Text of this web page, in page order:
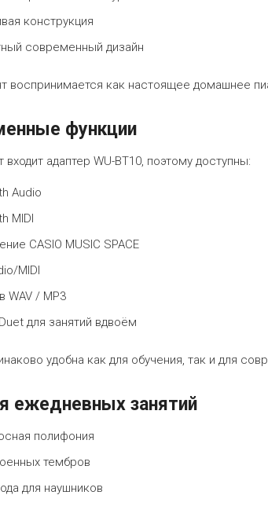
конструкция
современный дизайн
воспринимается как настоящее домашнее
функции
входит адаптер WU-BT10, поэтому доступны:
Audio
MIDI
CASIO MUSIC SPACE
MIDI
WAV / MP3
для занятий вдвоём
удобна как для обучения, так и для
ежедневных занятий
полифония
тембров
для наушников